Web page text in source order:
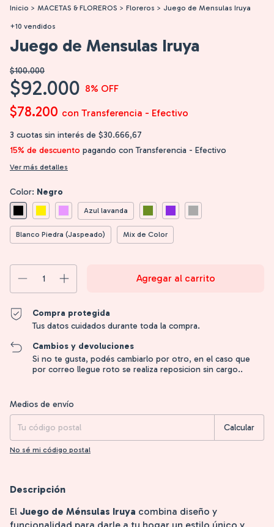
Inicio > MACETAS & FLOREROS > Floreros > Juego de Mensulas Iruya
+10 vendidos
Juego de Mensulas Iruya
$100.000
$92.000 8% OFF
$78.200 con Transferencia - Efectivo
3 cuotas sin interés de $30.666,67
15% de descuento pagando con Transferencia - Efectivo
Ver más detalles
Color: Negro
Azul lavanda
Blanco Piedra (Jaspeado) Mix de Color
Compra protegida
Tus datos cuidados durante toda la compra.
Cambios y devoluciones
Si no te gusta, podés cambiarlo por otro, en el caso que
por correo llegue roto se realiza reposicion sin cargo..
Entregas para el CP:
Medios de envío
Calcular
No sé mi código postal
Descripción
El Juego de Ménsulas Iruya combina diseño y